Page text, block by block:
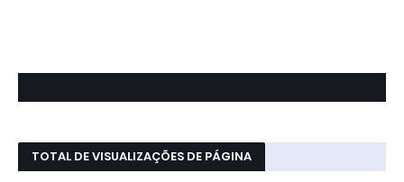
TOTAL DE VISUALIZAÇÕES DE PÁGINA